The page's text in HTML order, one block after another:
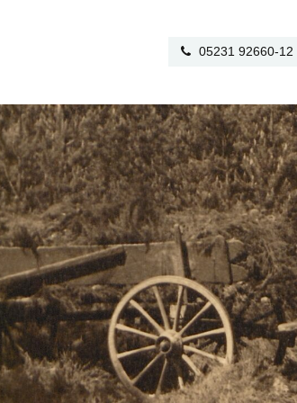
05231 92660-12